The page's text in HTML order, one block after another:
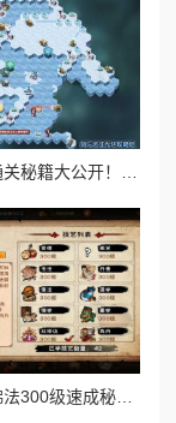
烟雨江湖佛法300级速成秘籍！90%玩家错过的必看攻略